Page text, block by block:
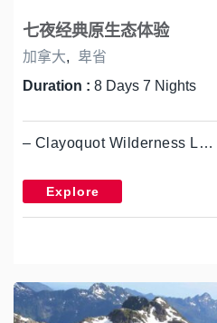
七夜经典原生态体验
加拿大,
卑省
Duration : 8 Days 7 Nights
– Clayoquot Wilderness L…
Explore